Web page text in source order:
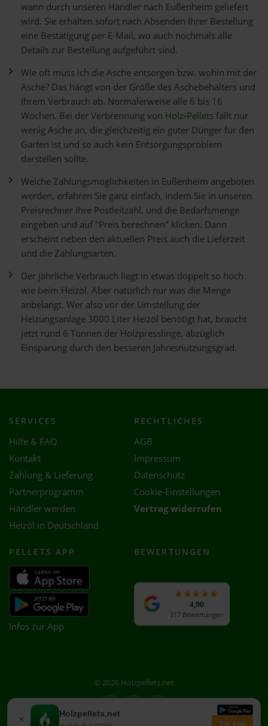
wann durch unseren Händler nach Eußenheim geliefert
wird. Sie erhalten sofort nach Absenden Ihrer Bestellung
eine Bestätigung per E-Mail, wo auch nochmals alle
Details zur Bestellung aufgeführt sind.
Wie oft muss ich die Asche entsorgen bzw. wohin mit der
Asche? Das hängt von der Größe des Aschebehälters und
Ihrem Verbrauch ab. Normalerweise alle 6 bis 16
Wochen. Bei der Verbrennung von Holz-Pelletsfällt nur
wenig Asche an, die gleichzeitig ein guter Dünger für den
Garten ist und so auch kein Entsorgungsproblem
darstellen sollte.
Welche Zahlungsmöglichkeiten in Eußenheim angeboten
werden, erfahren Sie ganz einfach, indem Sie in unseren
Preisrechner Ihre Postleitzahl, und die Bedarfsmenge
eingeben und auf "Preis berechnen" klicken. Dann
erscheint neben den aktuellen Preis auch die Lieferzeit
und die Zahlungsarten.
Der jährliche Verbrauch liegt in etwas doppelt so hoch
wie beim Heizöl. Aber natürlich nur was die Menge
anbelangt. Wer also vor der Umstellung der
Heizungsanlage 3000 Liter Heizöl benötigt hat, braucht
jetzt rund 6 Tonnen der Holzpresslinge, abzüglich
Einsparung durch den besseren Jahresnutzungsgrad.
× Holzpellets.net
Zur App
SERVICES
Hilfe & FAQ
Kontakt
Zahlung & Lieferung
Partnerprogramm
Händler werden
Heizöl in Deutschland
RECHTLICHES
AGB
Impressum
Datenschutz
Cookie-Einstellungen
Vertrag widerrufen
PELLETS APP
Infos zur App
BEWERTUNGEN
4,90
317 Bewertungen
© 2026 Holzpellets.net
Facebook